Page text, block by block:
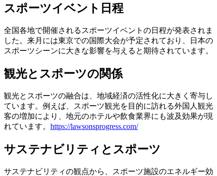
スポーツイベント日程
全国各地で開催されるスポーツイベントの日程が発表されま
した。来月には東京での国際大会が予定されており、日本の
スポーツシーンに大きな影響を与えると期待されています。
観光とスポーツの関係
観光とスポーツの融合は、地域経済の活性化に大きく寄与し
ています。例えば、スポーツ観光を目的に訪れる外国人観光
客の増加により、地元のホテルや飲食業界にも波及効果が現
れています。 https://lawsonsprogress.com/
サステナビリティとスポーツ
サステナビリティの観点から、スポーツ施設のエネルギー効